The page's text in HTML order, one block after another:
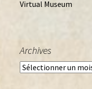
Virtual Museum
Archives
Archives